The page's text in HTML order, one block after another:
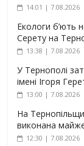
14:01 | 7.08.2026
Екологи б’ють
Серету на
13:38 | 7.08.2026
У Тернополі
імені Ігоря
13:00 | 7.08.2026
На
виконана
12:30 | 7.08.2026